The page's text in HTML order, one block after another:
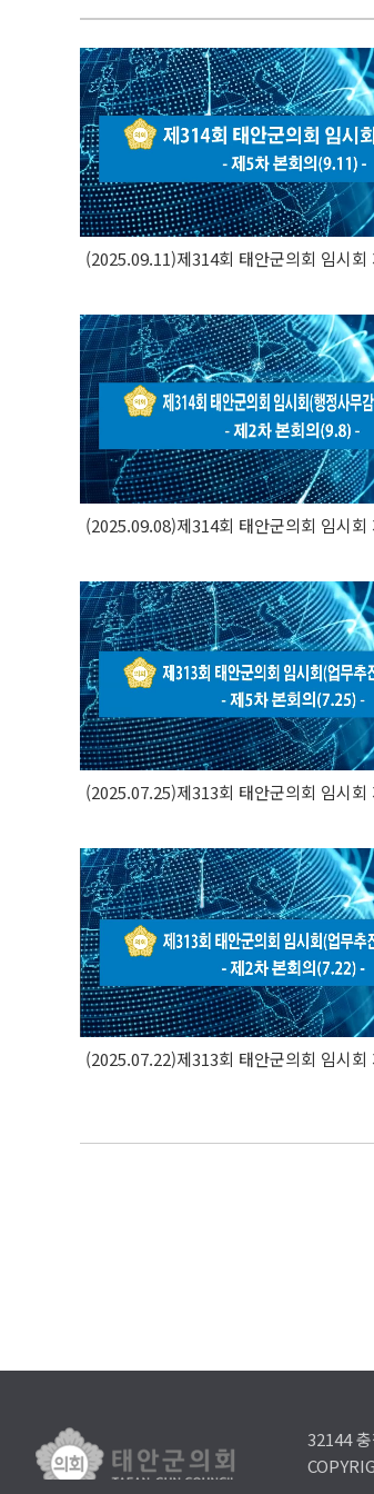
32144